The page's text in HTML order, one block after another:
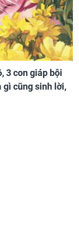
3 con giáp bội
gì cũng sinh lời,